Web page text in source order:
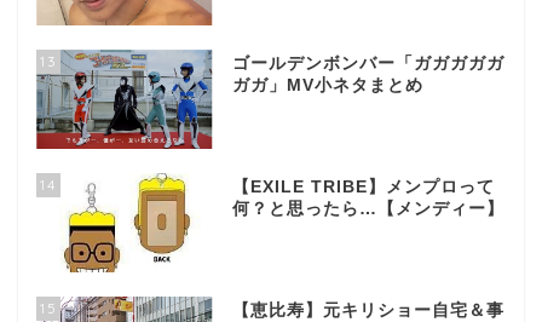
13
ゴールデンボンバー「ガガガガガ
ガガ」MV小ネタまとめ
14
【EXILE TRIBE】メンプロって
何？と思ったら…【メンディー】
15
【恵比寿】元キリショー自宅＆事